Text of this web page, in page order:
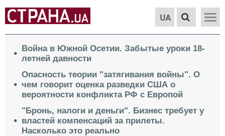
UA
Война в Южной Осетии. Забытые уроки 18-
летней давности
Опасность теории "затягивания войны". О
чем говорит оценка разведки США о
вероятности конфликта РФ с Европой
"Бронь, налоги и деньги". Бизнес требует у
властей компенсаций за прилеты.
Насколько это реально